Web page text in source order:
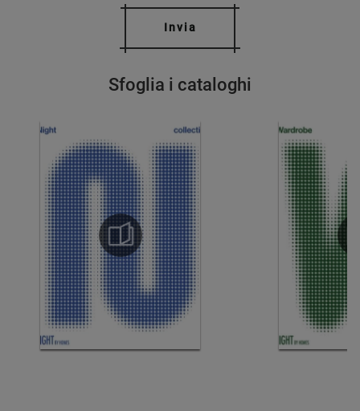
Sfoglia i cataloghi
Invia